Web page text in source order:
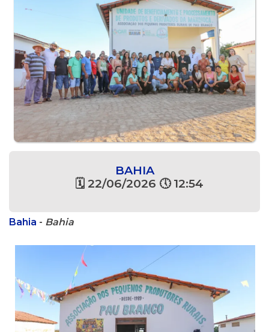
BAHIA
🗓 22/06/2026 🕔 12:54
Bahia - Bahia